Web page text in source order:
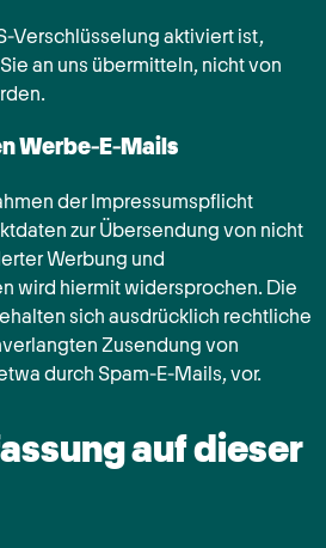
Verschlüsselung aktiviert ist,
an uns übermitteln, nicht von
Werbe-E-Mails
der Impressumspflicht
zur Übersendung von nicht
Werbung und
wird hiermit widersprochen. Die
sich ausdrücklich rechtliche
Zusendung von
durch Spam-E-Mails, vor.
auf dieser